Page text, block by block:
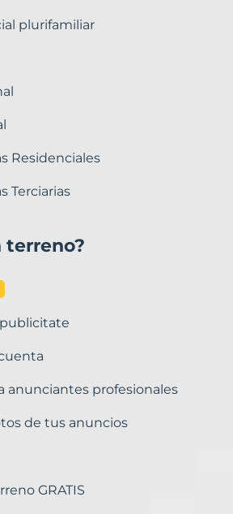
plurifamiliar
Residenciales
Terciarias
terreno?
anunciantes profesionales
de tus anuncios
GRATIS